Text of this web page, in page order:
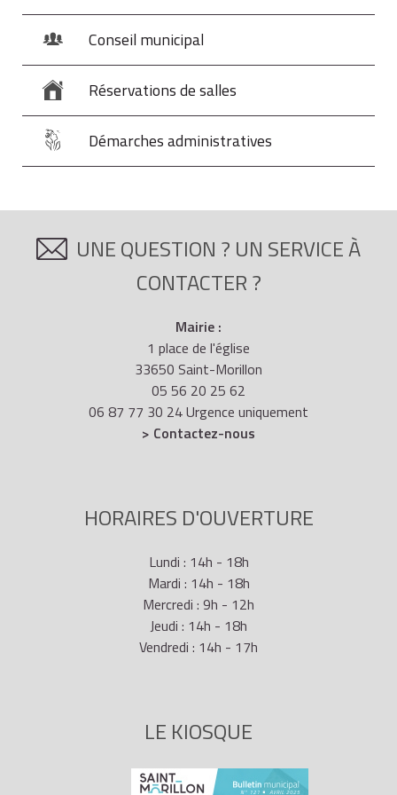
fusion ou scission,
cession stipulée obligatoire par un pacte
Conseil municipal
Réservations de salles
Démarches administratives
UNE QUESTION ? UN SERVICE À
CONTACTER ?
Mairie :
1 place de l'église
33650 Saint-Morillon
05 56 20 25 62
06 87 77 30 24 Urgence uniquement
> Contactez-nous
HORAIRES D'OUVERTURE
Lundi : 14h - 18h
Mardi : 14h - 18h
Mercredi : 9h - 12h
Jeudi : 14h - 18h
Vendredi : 14h - 17h
LE KIOSQUE